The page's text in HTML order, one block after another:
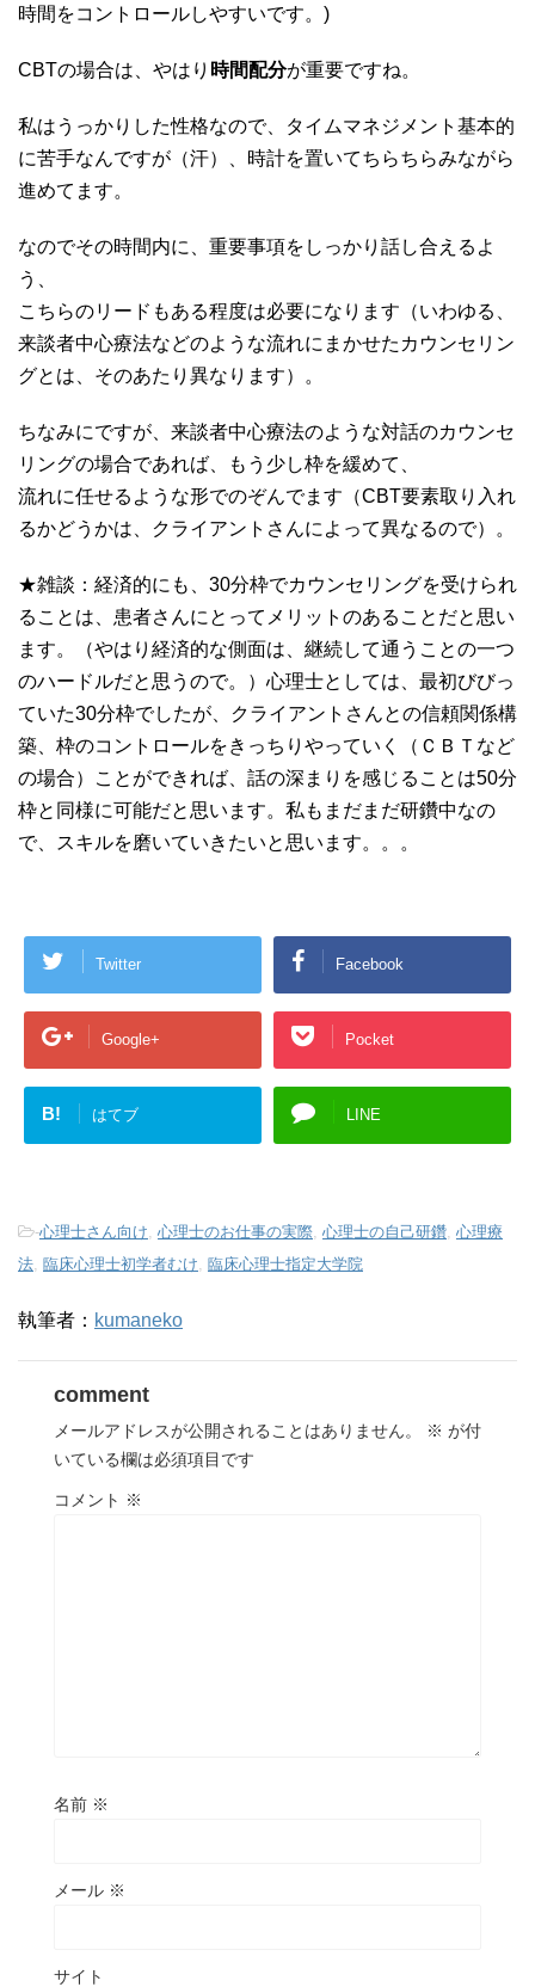
時間をコントロールしやすいです。)
CBTの場合は、やはり 時間配分が重要ですね。
私はうっかりした性格なので、タイムマネジメント基本的
に苦手なんですが（汗）、時計を置いてちらちらみながら
進めてます。
なのでその時間内に、重要事項をしっかり話し合えるよ
う、
こちらのリードもある程度は必要になります（いわゆる、
来談者中心療法などのような流れにまかせたカウンセリン
グとは、そのあたり異なります）。
ちなみにですが、来談者中心療法のような対話のカウンセ
リングの場合であれば、もう少し枠を緩めて、
流れに任せるような形でのぞんでます（CBT要素取り入れ
るかどうかは、クライアントさんによって異なるので）。
★雑談：経済的にも、30分枠でカウンセリングを受けられ
ることは、患者さんにとってメリットのあることだと思い
ます。（やはり経済的な側面は、継続して通うことの一つ
のハードルだと思うので。）心理士としては、最初びびっ
ていた30分枠でしたが、クライアントさんとの信頼関係構
築、枠のコントロールをきっちりやっていく（ＣＢＴなど
の場合）ことができれば、話の深まりを感じることは50分
枠と同様に可能だと思います。私もまだまだ研鑽中なの
で、スキルを磨いていきたいと思います。。。
Twitter Facebook
Google+ Pocket
B! はてブ LINE
-心理士さん向け 心理士のお仕事の実際 心理士の自己研鑽 心理療
法 臨床心理士初学者むけ 臨床心理士指定大学院
執筆者： kumaneko
comment
メールアドレスが公開されることはありません。 ※ が付
いている欄は必須項目です
コメント ※
名前 ※
メール ※
サイト